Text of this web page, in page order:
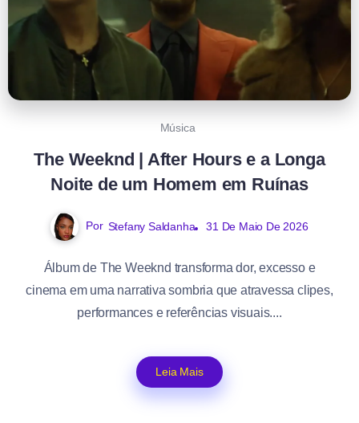
Música
The Weeknd | After Hours e a Longa
Noite de um Homem em Ruínas
Por Stefany Saldanha 31 De Maio De 2026
Álbum de The Weeknd transforma dor, excesso e
cinema em uma narrativa sombria que atravessa clipes,
performances e referências visuais....
Leia Mais